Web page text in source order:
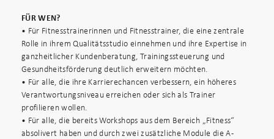
FÜR WEN?
• Für Fitnesstrainerinnen und Fitnesstrainer, die eine zentrale
Rolle in ihrem Qualitätsstudio einnehmen und ihre Expertise in
ganzheitlicher Kundenberatung, Trainingssteuerung und
Gesundheitsförderung deutlich erweitern möchten.
• Für alle, die ihre Karrierechancen verbessern, ein höheres
Verantwortungsniveau erreichen oder sich als Trainer
profilieren wollen.
• Für alle, die bereits Workshops aus dem Bereich „Fitness“
absolivert haben und durch zwei zusätzliche Module die A-